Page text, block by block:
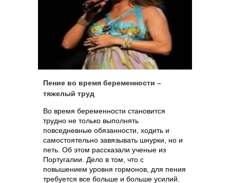
Пение во время беременности –
тяжелый труд
Во время беременности становится
трудно не только выполнять
повседневные обязанности, ходить и
самостоятельно завязывать шнурки, но и
петь. Об этом рассказали ученые из
Португалии. Дело в том, что с
повышением уровня гормонов, для пения
требуется все больше и больше усилий.